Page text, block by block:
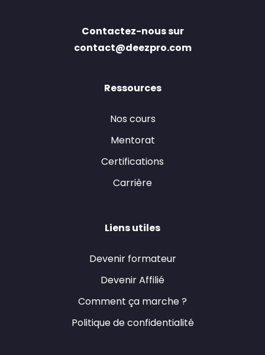
Contactez-nous sur
contact@deezpro.com
Ressources
Nos cours
Mentorat
Certifications
Carrière
Liens utiles
Devenir formateur
Devenir Affilié
Comment ça marche ?
Politique de confidentialité